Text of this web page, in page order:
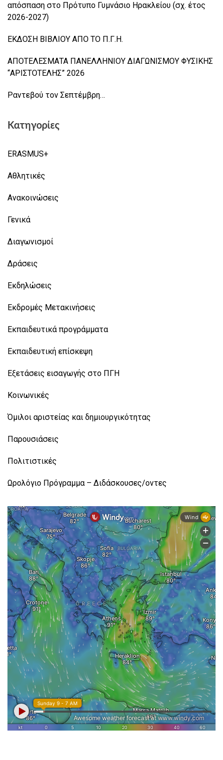
απόσπαση στο Πρότυπο Γυμνάσιο Ηρακλείου (σχ. έτος
2026-2027)
ΕΚΔΟΣΗ ΒΙΒΛΙΟΥ ΑΠΟ ΤΟ Π.Γ.Η.
ΑΠΟΤΕΛΕΣΜΑΤΑ ΠΑΝΕΛΛΗΝΙΟΥ ΔΙΑΓΩΝΙΣΜΟΥ ΦΥΣΙΚΗΣ
“ΑΡΙΣΤΟΤΕΛΗΣ” 2026
Ραντεβού τον Σεπτέμβρη…
Κατηγορίες
ERASMUS+
Αθλητικές
Ανακοινώσεις
Γενικά
Διαγωνισμοί
Δράσεις
Εκδηλώσεις
Εκδρομές Μετακινήσεις
Εκπαιδευτικά προγράμματα
Εκπαιδευτική επίσκεψη
Εξετάσεις εισαγωγής στο ΠΓΗ
Κοινωνικές
Όμιλοι αριστείας και δημιουργικότητας
Παρουσιάσεις
Πολιτιστικές
Ωρολόγιο Πρόγραμμα – Διδάσκουσες/οντες